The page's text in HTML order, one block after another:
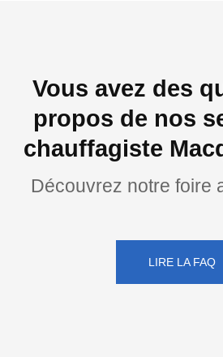
Vous avez des
propos de nos
chauffagiste
Découvrez notre foire
LIRE LA FAQ